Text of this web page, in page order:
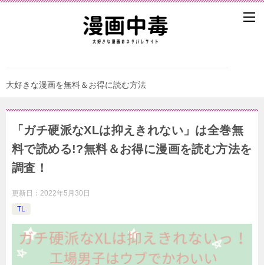
大好きな漫画を無料＆お得に読む方法
「ガチ硬派なXLは抑えきれない」は全巻無
料で読める!?無料＆お得に漫画を読む⽅法を
調査！
更新日： 2022年5月30日
TL